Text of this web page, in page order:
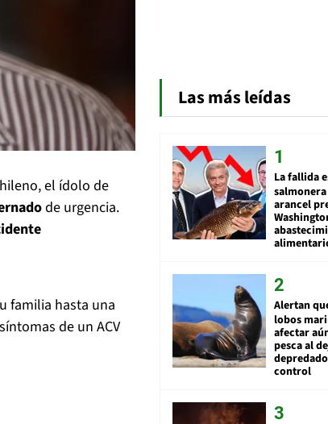
el ídolo de
de urgencia.
familia hasta una
de un ACV
Las más leídas
La fallida
arancel
Alertan
lobos
afectar
pesca al
control